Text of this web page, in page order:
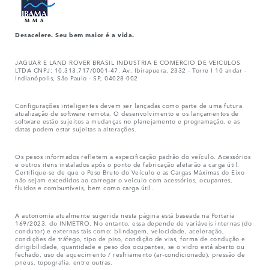
Desacelere. Seu bem maior é a vida.
JAGUAR E LAND ROVER BRASIL INDUSTRIA E COMERCIO DE VEICULOS
LTDA CNPJ: 10.313.717/0001-47. Av. Ibirapuera, 2332 - Torre I 10 andar -
Indianópolis, São Paulo - SP, 04028-002
Configurações inteligentes devem ser lançadas como parte de uma futura
atualização de software remota. O desenvolvimento e os lançamentos de
software estão sujeitos a mudanças no planejamento e programação, e as
datas podem estar sujeitas a alterações.
Os pesos informados refletem a especificação padrão do veículo. Acessórios
e outros itens instalados após o ponto de fabricação afetarão a carga útil.
Certifique-se de que o Peso Bruto do Veículo e as Cargas Máximas do Eixo
não sejam excedidos ao carregar o veículo com acessórios, ocupantes,
fluidos e combustíveis, bem como carga útil.
A autonomia atualmente sugerida nesta página está baseada na Portaria
169/2023, do INMETRO. No entanto, essa depende de variáveis internas (do
condutor) e externas tais como: blindagem, velocidade, aceleração,
condições de tráfego, tipo de piso, condição de vias, forma de condução e
dirigibilidade, quantidade e peso dos ocupantes, se o vidro está aberto ou
fechado, uso de aquecimento / resfriamento (ar-condicionado), pressão de
pneus, topografia, entre outras.